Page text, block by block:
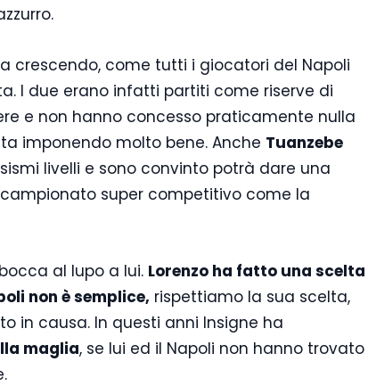
crescendo, come tutti i giocatori del Napoli
I due erano infatti partiti come riserve di
e non hanno concesso praticamente nulla
imponendo molto bene. Anche Tuanzebe
livelli e sono convinto potrà dare una
super competitivo come la
al lupo a lui. Lorenzo ha fatto una scelta
non è semplice, rispettiamo la sua scelta,
in causa. In questi anni Insigne ha
maglia, se lui ed il Napoli non hanno trovato